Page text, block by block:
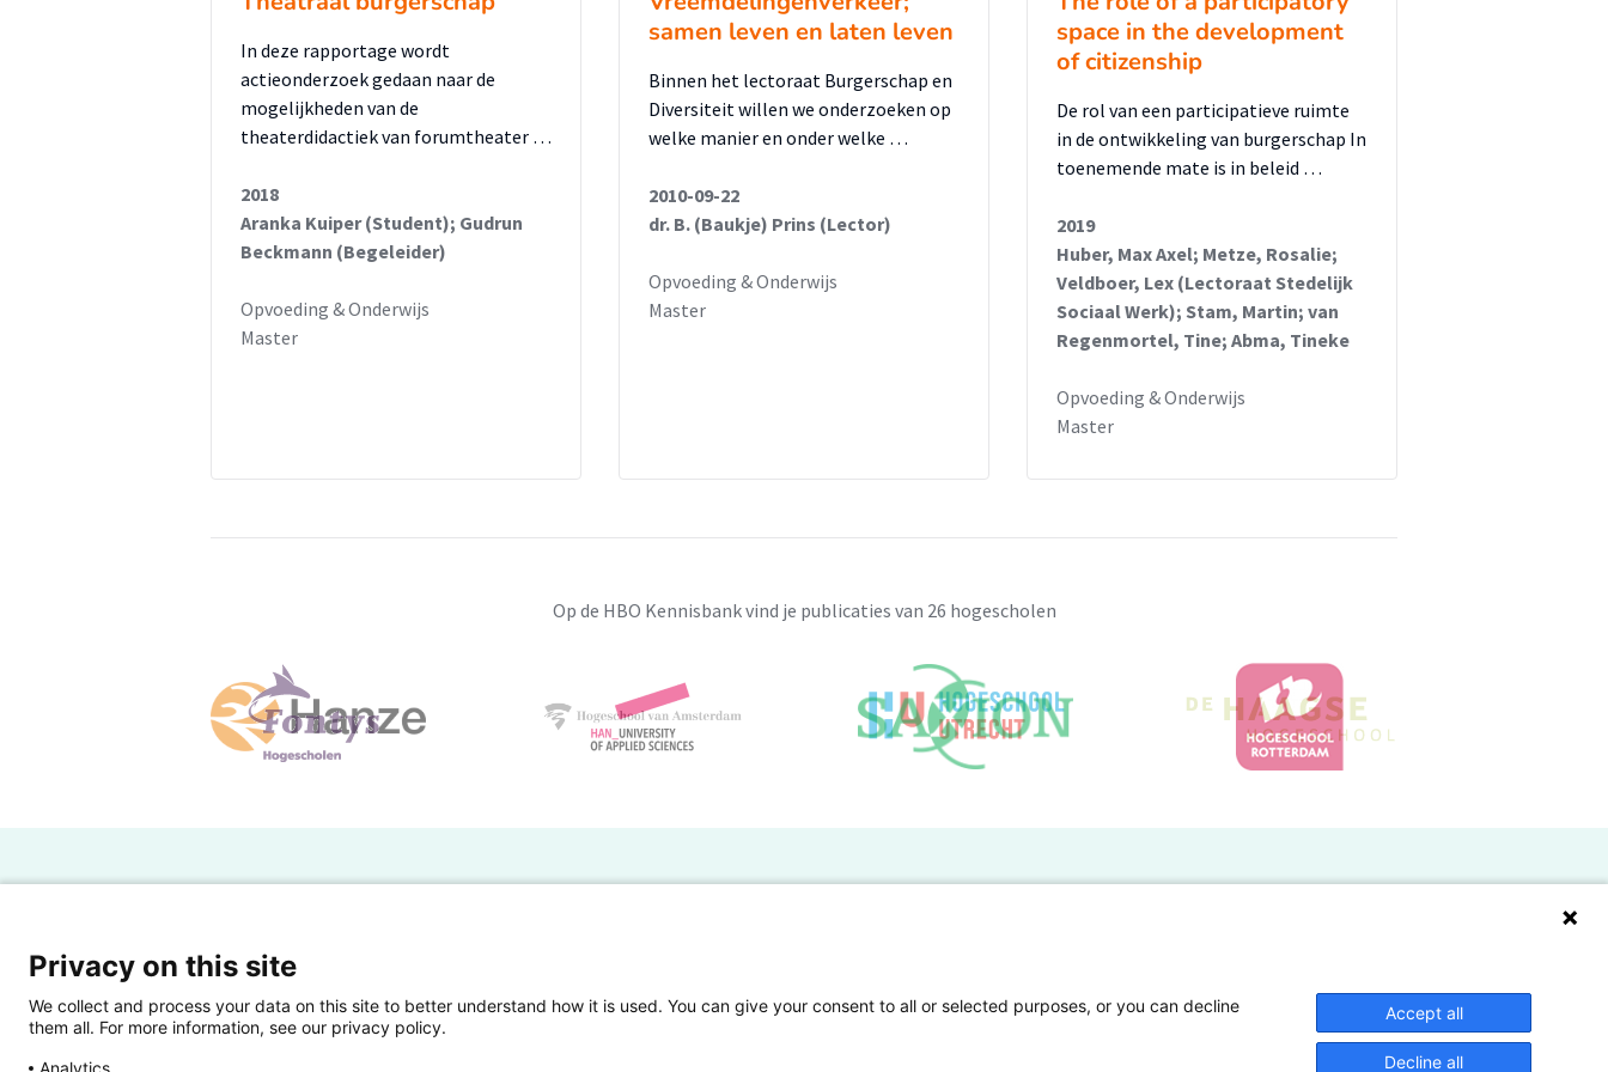
In deze rapportage wordt
actieonderzoek gedaan naar de
mogelijkheden van de
theaterdidactiek van forumtheater …
2018
Aranka Kuiper (Student); Gudrun
Beckmann (Begeleider)
Opvoeding & Onderwijs
Master
samen leven en laten leven
Binnen het lectoraat Burgerschap en
Diversiteit willen we onderzoeken op
welke manier en onder welke …
2010-09-22
dr. B. (Baukje) Prins (Lector)
Opvoeding & Onderwijs
Master
space in the development
of citizenship
De rol van een participatieve ruimte
in de ontwikkeling van burgerschap In
toenemende mate is in beleid …
2019
Huber, Max Axel; Metze, Rosalie;
Veldboer, Lex (Lectoraat Stedelijk
Sociaal Werk); Stam, Martin; van
Regenmortel, Tine; Abma, Tineke
Opvoeding & Onderwijs
Master
Op de HBO Kennisbank vind je publicaties van 26 hogescholen
Powered by SURF
Eigen onderzoek publiceren
Veelgestelde vragen
Lectoren en onderzoekers
Privacy on this site
We collect and process your data on this site to better understand how it is used. You can give your consent to all or selected purposes, or you can decline
them all. For more information, see our privacy policy.
Analytics
Accept all
Decline all